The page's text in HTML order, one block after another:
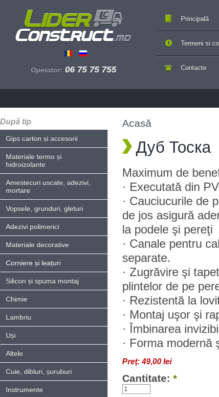
Operator: 06 75 75 755
Principală
Contacte
Termeni si
După tip
Gips carton și accesorii
Materiale termo și
hidroizolante
Amestecuri uscate, adezivi,
mortare
Vopsele, grunduri, gleturi
Adezivi polimerici
Materiale decorative
Corniere și leațuri
Silicon și spuma montaj
Chimie
Lambriu
Uși
Altele
Cuie, dibluri, șuruburi
Instrumente
Acasă
Дуб Тоска
Maximum de
· Executată din
· Cauciucurile de
de jos asigură
la podele şi pereţi
· Canale pentru
separate.
· Zugrăvire şi
plintelor de pe
· Rezistentă la
· Montaj uşor şi
· Îmbinarea
· Forma modernă
Preţ:49,00 lei
Cantitate: *